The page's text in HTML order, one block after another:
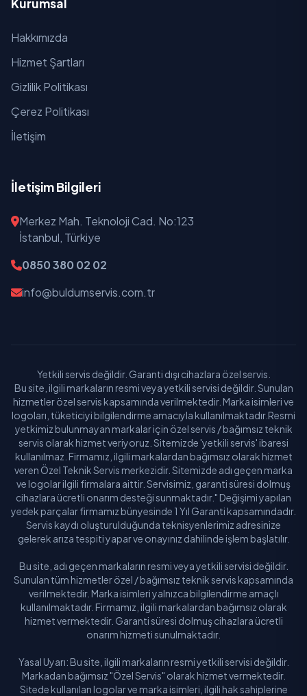
Edirne
Elazığ
Erzincan
Gaziantep
Giresun
Gümüşhane
Iğdır
Isparta
İstanbul
İzmir
Kahramanmaraş
Karabük
Karaman
Kars
Kastamonu
Kilis
Hakkımızda
Hizmet Şartları
Gizlilik Politikası
Çerez Politikası
İletişim
İletişim Bilgileri
Merkez Mah. Teknoloji Cad. No:123
İstanbul, Türkiye
0850 380 02 02
info@buldumservis.com.tr
Yetkili servis değildir. Garanti dışı cihazlara özel servis.
Bu site, ilgili markaların resmi veya yetkili servisi değildir. Sunulan
hizmetler özel servis kapsamında verilmektedir. Marka isimleri ve
logoları, tüketiciyi bilgilendirme amacıyla kullanılmaktadır.Resmi
yetkimiz bulunmayan markalar için özel servis / bağımsız teknik
servis olarak hizmet veriyoruz. Sitemizde 'yetkili servis' ibaresi
kullanılmaz. Firmamız, ilgili markalardan bağımsız olarak hizmet
veren Özel Teknik Servis merkezidir. Sitemizde adı geçen marka
ve logolar ilgili firmalara aittir. Servisimiz, garanti süresi dolmuş
cihazlara ücretli onarım desteği sunmaktadır." Değişimi yapılan
yedek parçalar firmamız bünyesinde 1 Yıl Garanti kapsamındadır.
Servis kaydı oluşturulduğunda teknisyenlerimiz adresinize
gelerek arıza tespiti yapar ve onayınız dahilinde işlem başlatılır.
Bu site, adı geçen markaların resmi veya yetkili servisi değildir.
Sunulan tüm hizmetler özel / bağımsız teknik servis kapsamında
verilmektedir. Marka isimleri yalnızca bilgilendirme amaçlı
kullanılmaktadır. Firmamız, ilgili markalardan bağımsız olarak
hizmet vermektedir. Garanti süresi dolmuş cihazlara ücretli
onarım hizmeti sunulmaktadır.
Yasal Uyarı: Bu site, ilgili markaların resmi yetkili servisi değildir.
Markadan bağımsız "Özel Servis" olarak hizmet vermektedir.
Sitede kullanılan logolar ve marka isimleri, ilgili hak sahiplerine